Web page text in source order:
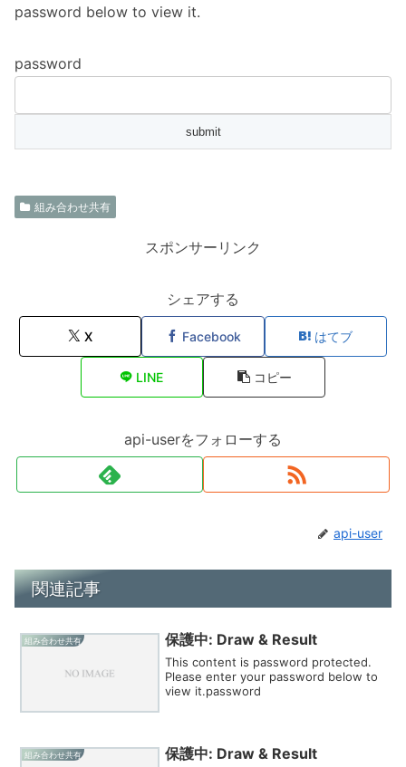
password below to view it.
password
組み合わせ共有
スポンサーリンク
シェアする
X Facebook はてブ
LINE コピー
api-userをフォローする
api-user
関連記事
組み合わせ共有 保護中: Draw & Result
This content is password protected.
Please enter your password below to
view it.password
組み合わせ共有 保護中: Draw & Result